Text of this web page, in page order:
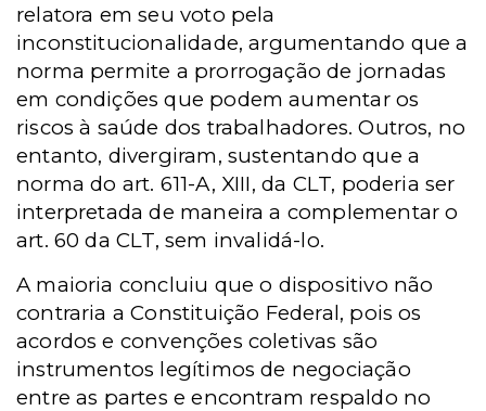
relatora em seu voto pela
inconstitucionalidade, argumentando que a
norma permite a prorrogação de jornadas
em condições que podem aumentar os
riscos à saúde dos trabalhadores. Outros, no
entanto, divergiram, sustentando que a
norma do art. 611-A, XIII, da CLT, poderia ser
interpretada de maneira a complementar o
art. 60 da CLT, sem invalidá-lo.
A maioria concluiu que o dispositivo não
contraria a Constituição Federal, pois os
acordos e convenções coletivas são
instrumentos legítimos de negociação
entre as partes e encontram respaldo no